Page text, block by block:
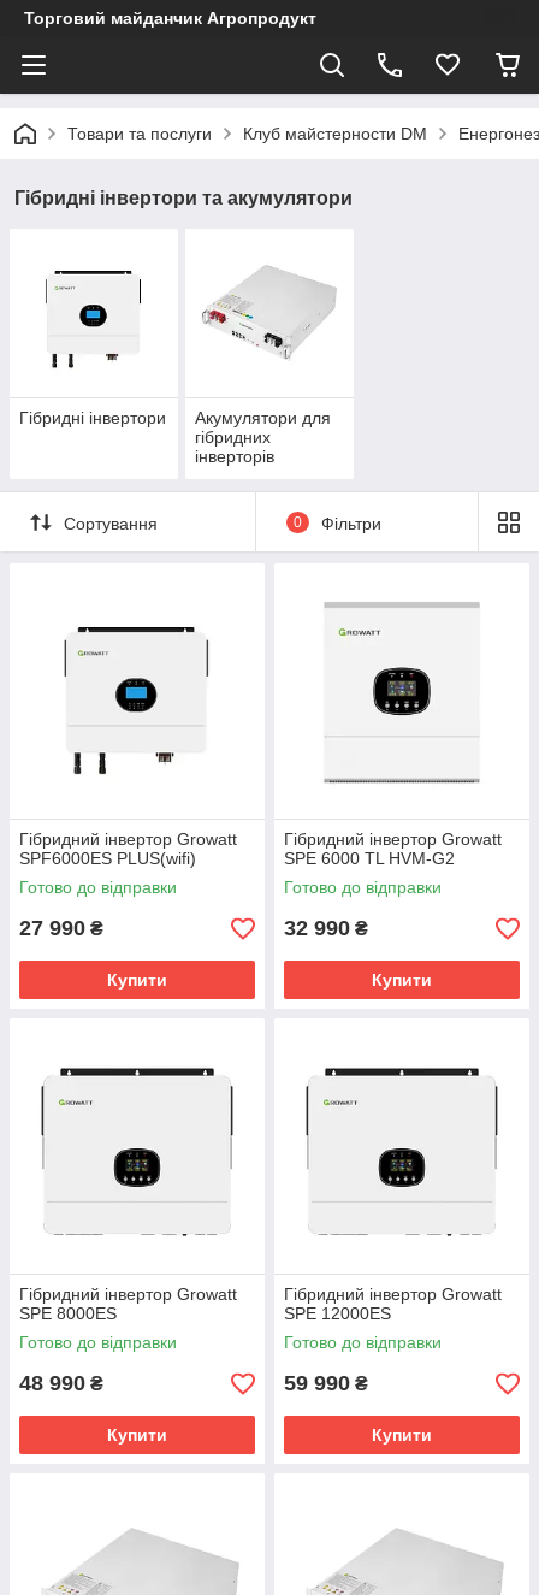
Торговий майданчик Агропродукт
Товари та послуги Клуб майстерности DM
Гібридні інвертори та акумулятори
Гібридні інвертори
Акумулятори для
гібридних
інверторів
Сортування 0 Фільтри
Гібридний інвертор Growatt
SPF6000ES PLUS(wifi)
Готово до відправки
27 990 ₴
Купити
Гібридний інвертор Growatt
SPE 6000 TL HVM-G2
Готово до відправки
32 990 ₴
Купити
Гібридний інвертор Growatt
SPE 8000ES
Готово до відправки
48 990 ₴
Купити
Гібридний інвертор Growatt
SPE 12000ES
Готово до відправки
59 990 ₴
Купити